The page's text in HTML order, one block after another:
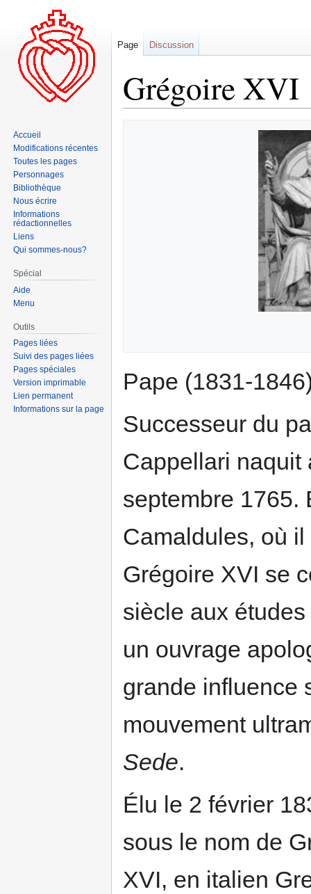
Grégoire XVI
Pape (1831-
Successeur du
Cappellari naquit
septembre 1765.
Camaldules, où
Grégoire XVI se
siècle aux
un ouvrage
grande influence
mouvement
Sede.
Élu le 2 février
sous le nom de
XVI, en italien
Page Discussion
Accueil
Modifications récentes
Toutes les pages
Personnages
Bibliothèque
Nous écrire
Informations
rédactionnelles
Liens
Qui sommes-nous?
Spécial
Aide
Menu
Outils
Pages liées
Suivi des pages liées
Pages spéciales
Version imprimable
Lien permanent
Informations sur la page